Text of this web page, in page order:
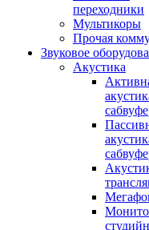
переходники
Мультикоры
Прочая
Звуковое
Акустика